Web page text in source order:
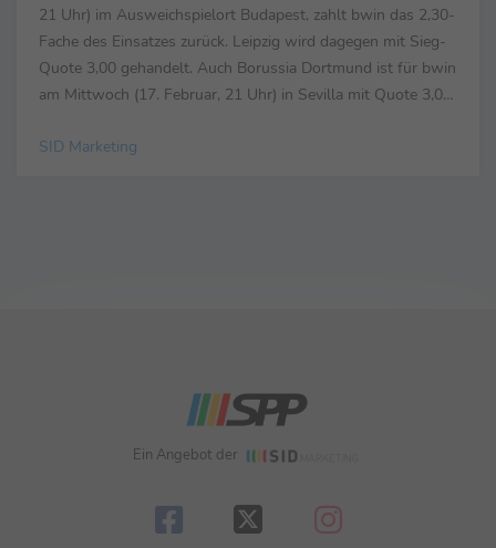
21 Uhr) im Ausweichspielort Budapest, zahlt bwin das 2,30-
Fache des Einsatzes zurück. Leipzig wird dagegen mit Sieg-
Quote 3,00 gehandelt. Auch Borussia Dortmund ist für bwin
am Mittwoch (17. Februar, 21 Uhr) in Sevilla mit Quote 3,00
SID Marketing
Ein Angebot der